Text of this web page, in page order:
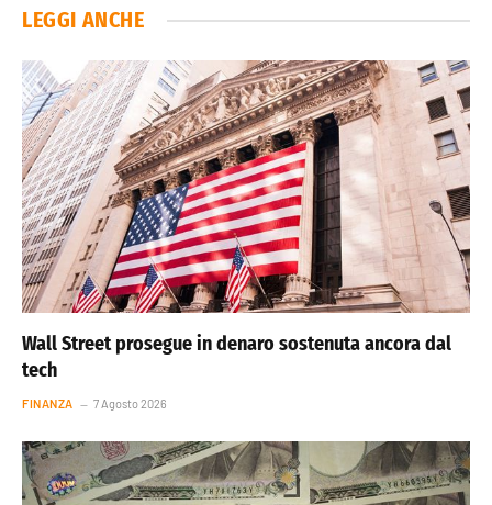
LEGGI ANCHE
Wall Street prosegue in denaro sostenuta ancora dal
tech
FINANZA 7 Agosto 2026